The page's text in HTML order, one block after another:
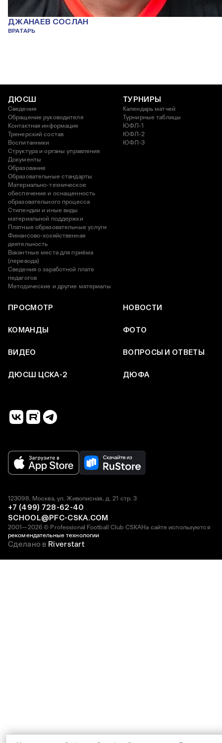
ДЖАНАЕВ СОСЛАН
ВРАТАРЬ
ДЮСШ
Сведения
Обращение руководителя
Контактная информация
Тренерский состав
Воспитанники
Структура и органы управления
Документы
Образование
Образовательные стандарты
Материально-техническое
обеспечение и оснащенность
образовательного процесса
Стипендии и иные виды
материальной поддержки
Платные образовательные услуги
Финансово-хозяйственная
деятельность
Вакантные места для приёма
(перевода)
Сведения о заработной плате
педагогов
Методические и другие материалы
ТУРНИРЫ
Календарь матчей
Турнирные таблицы
ЮФЛ-1
ЮФЛ-2
ЮФЛ-3
ПРОСМОТР НОВОСТИ
КОМАНДЫ ФОТО
ВИДЕО ВОПРОСЫ И ОТВЕТЫ
ДЮСШ ЦСКА-2 ДЮФА
2001—2026 © Professional Football Club CSKAНа сайте используются
рекомендательные технологии
123098, Москва, ул. Живописная, д. 21 стр. 3
+7 (499) 728-62-40
SCHOOL@PFC-CSKA.COM
Сделано в Riverstart